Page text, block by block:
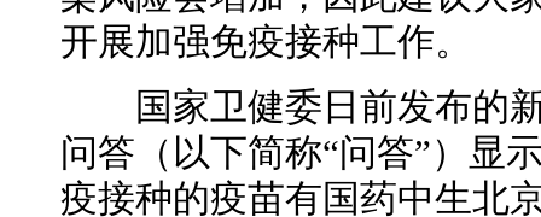
开展加强免疫接种工作。
国家卫健委日前发布的新
问答（以下简称“问答”）显
疫接种的疫苗有国药中生北